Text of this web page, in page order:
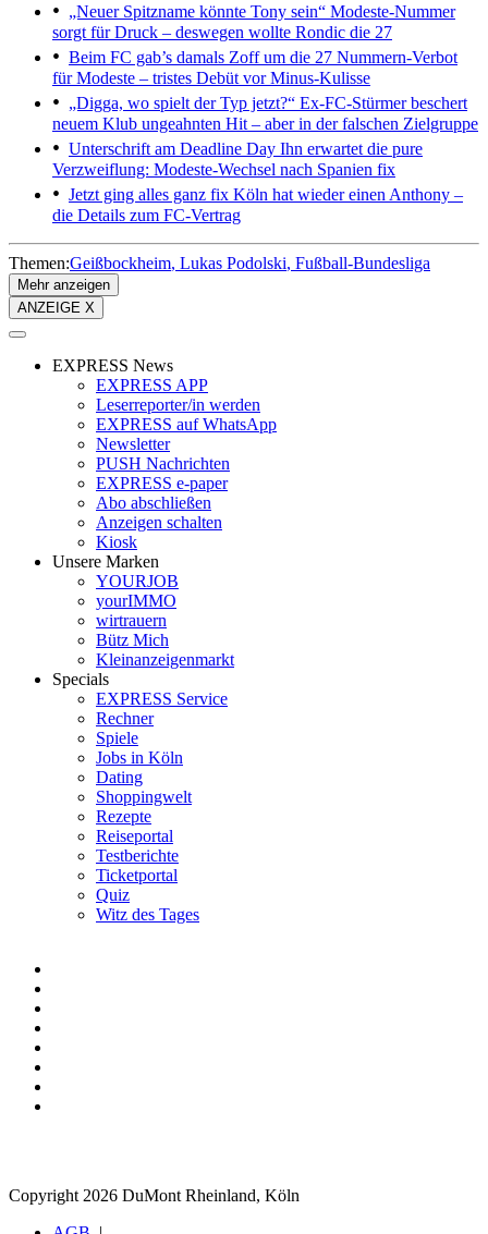
„Neuer Spitzname könnte Tony sein“ Modeste-Nummer
sorgt für Druck – deswegen wollte Rondic die 27
Beim FC gab’s damals Zoff um die 27 Nummern-Verbot
für Modeste – tristes Debüt vor Minus-Kulisse
„Digga, wo spielt der Typ jetzt?“ Ex-FC-Stürmer beschert
neuem Klub ungeahnten Hit – aber in der falschen Zielgruppe
Unterschrift am Deadline Day Ihn erwartet die pure
Verzweiflung: Modeste-Wechsel nach Spanien fix
Jetzt ging alles ganz fix Köln hat wieder einen Anthony –
die Details zum FC-Vertrag
Themen:Geißbockheim Lukas Podolski Fußball-Bundesliga
Mehr anzeigen
ANZEIGE X
EXPRESS News
EXPRESS APP
Leserreporter/in werden
EXPRESS auf WhatsApp
Newsletter
PUSH Nachrichten
EXPRESS e-paper
Abo abschließen
Anzeigen schalten
Kiosk
Unsere Marken
YOURJOB
yourIMMO
wirtrauern
Bütz Mich
Kleinanzeigenmarkt
Specials
EXPRESS Service
Rechner
Spiele
Jobs in Köln
Dating
Shoppingwelt
Rezepte
Reiseportal
Testberichte
Ticketportal
Quiz
Witz des Tages
Copyright 2026 DuMont Rheinland, Köln